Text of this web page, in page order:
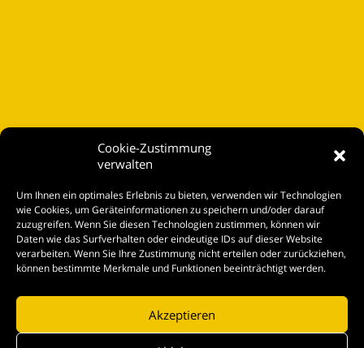
Cookie-Zustimmung
verwalten
Um Ihnen ein optimales Erlebnis zu bieten, verwenden wir Technologien
wie Cookies, um Geräteinformationen zu speichern und/oder darauf
zuzugreifen. Wenn Sie diesen Technologien zustimmen, können wir
Daten wie das Surfverhalten oder eindeutige IDs auf dieser Website
verarbeiten. Wenn Sie Ihre Zustimmung nicht erteilen oder zurückziehen,
können bestimmte Merkmale und Funktionen beeinträchtigt werden.
Akzeptieren
Spielplan
Kontakt
Tickets